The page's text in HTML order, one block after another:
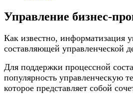
Управление бизнес-
Как известно, информатизация
составляющей управленческой
Для поддержки процессной
популярность управленческую
которое представляет собой